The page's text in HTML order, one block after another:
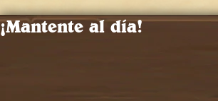
¡Mantente al día!